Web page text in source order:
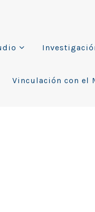
Vinculación con el